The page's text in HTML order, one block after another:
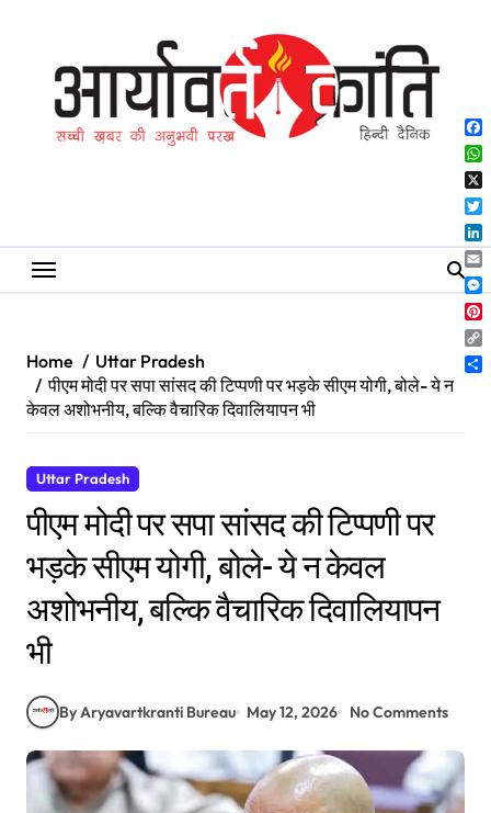
Home
Uttar Pradesh
पीएम मोदी पर सपा सांसद की टिप्पणी पर भड़के सीएम योगी, बोले- ये न
केवल अशोभनीय, बल्कि वैचारिक दिवालियापन भी
Uttar Pradesh
पीएम मोदी पर सपा सांसद की टिप्पणी पर
भड़के सीएम योगी, बोले- ये न केवल
अशोभनीय, बल्कि वैचारिक दिवालियापन
भी
By Aryavartkranti Bureau May 12, 2026 No Comments
X